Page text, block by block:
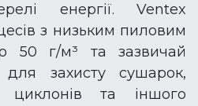
енергії. Ventex
з низьким пиловим
50 г/м³ та зазвичай
для захисту сушарок,
циклонів та іншого